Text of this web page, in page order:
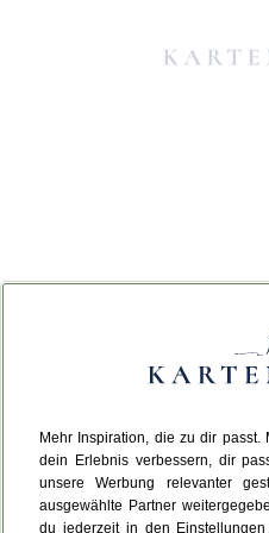
Mehr Inspiration, die zu dir
dein Erlebnis verbessern, dir
unsere Werbung relevanter
ausgewählte Partner
du jederzeit in den
Da ist etwas
Leider ist ein